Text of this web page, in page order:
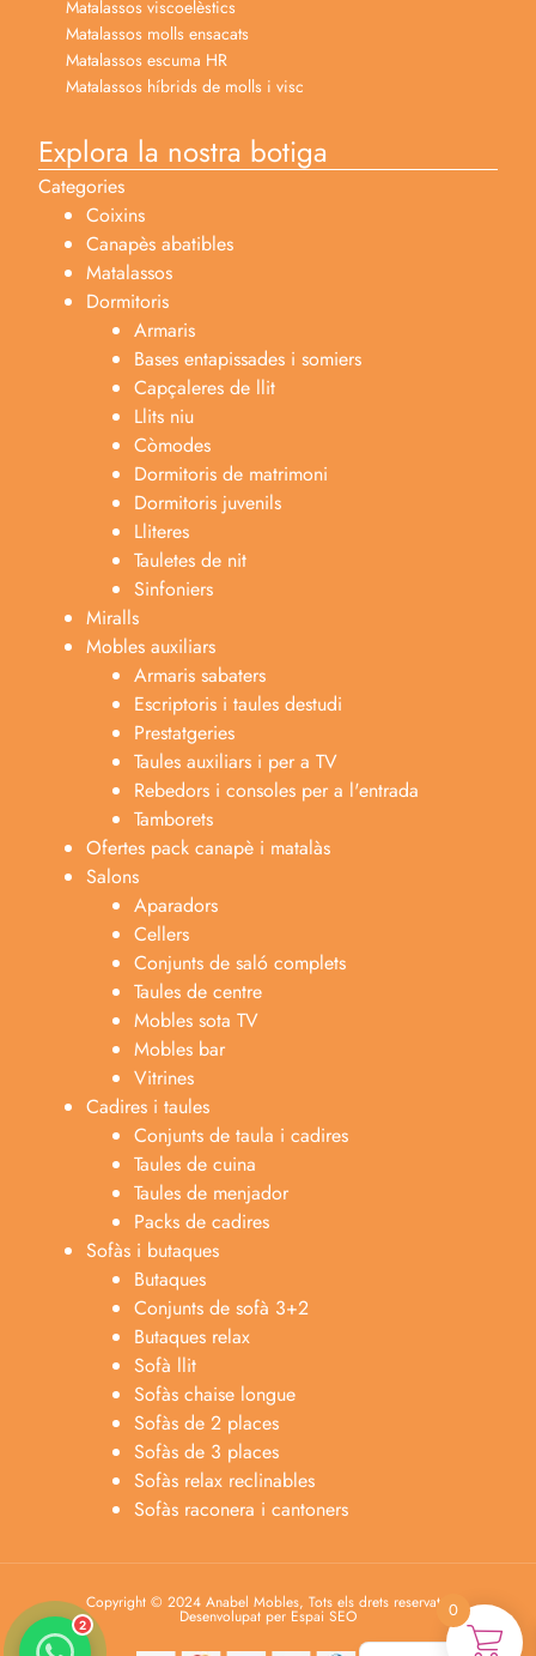
Matalassos viscoelèstics
Matalassos molls ensacats
Matalassos escuma HR
Matalassos híbrids de molls i visc
Explora la nostra botiga
Categories
Coixins
Canapès abatibles
Matalassos
Dormitoris
Armaris
Bases entapissades i somiers
Capçaleres de llit
Llits niu
Còmodes
Dormitoris de matrimoni
Dormitoris juvenils
Lliteres
Tauletes de nit
Sinfoniers
Miralls
Mobles auxiliars
Armaris sabaters
Escriptoris i taules destudi
Prestatgeries
Taules auxiliars i per a TV
Rebedors i consoles per a l'entrada
Tamborets
Ofertes pack canapè i matalàs
Salons
Aparadors
Cellers
Conjunts de saló complets
Taules de centre
Mobles sota TV
Mobles bar
Vitrines
Cadires i taules
Conjunts de taula i cadires
Taules de cuina
Taules de menjador
Packs de cadires
Sofàs i butaques
Butaques
Conjunts de sofà 3+2
Butaques relax
Sofà llit
Sofàs chaise longue
Sofàs de 2 places
Sofàs de 3 places
Sofàs relax reclinables
Sofàs raconera i cantoners
Copyright © 2024 Anabel Mobles, Tots els drets reservats.
Desenvolupat per Espai SEO 0
Español
Lun-dom 9:00am-10pm
2